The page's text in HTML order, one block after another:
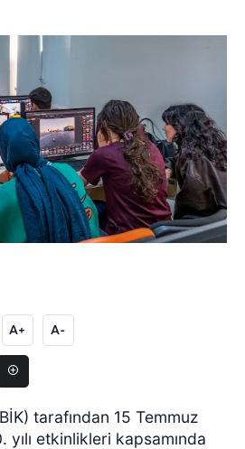
A+ A-
tarafından 15 Temmuz
etkinlikleri kapsamında